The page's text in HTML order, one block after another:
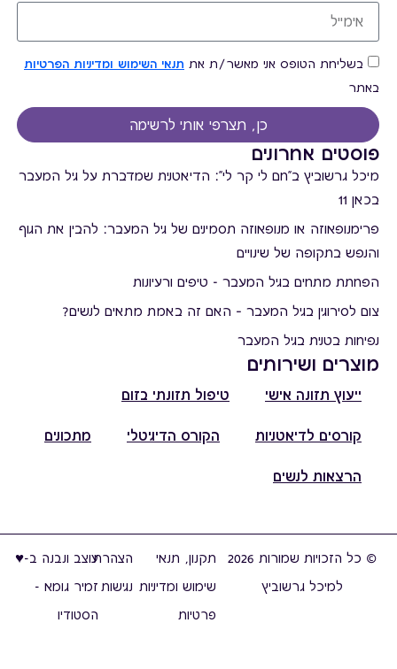
פוסטים אחרונים
מיכל גרשוביץ ב"חם לי קר לי": הדיאטנית שמדברת על גיל המעבר
בכאן 11
פרימנופאוזה או מנופאוזה תסמינים של גיל המעבר: להבין את הגוף
והנפש בתקופה של שינויים
הפחתת מתחים בגיל המעבר - טיפים ורעיונות
צום לסירוגין בגיל המעבר – האם זה באמת מתאים לנשים?
נפיחות בטנית בגיל המעבר
מוצרים ושירותים
ייעוץ תזונה אישי טיפול תזונתי בזום
קורסים לדיאטניות הקורס הדיגיטלי מתכונים
הרצאות לנשים
בשליחת הטופס אני מאשר/ת את תנאי השימוש ומדיניות הפרטיות
באתר
כן, תצרפי אותי לרשימה
© כל הזכויות שמורות 2026
למיכל גרשוביץ
תקנון, תנאי
שימוש ומדיניות
פרטיות
הצהרת
נגישות
עוצב ונבנה ב-♥︎
זמיר גומא -
הסטודיו